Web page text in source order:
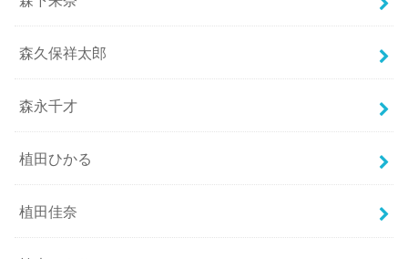
森久保祥太郎
森永千才
植田ひかる
植田佳奈